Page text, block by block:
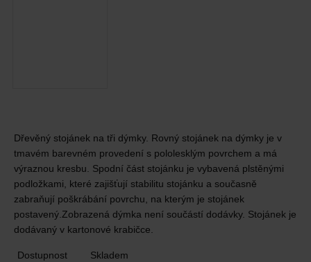
Dřevěný stojánek na tři dýmky. Rovný stojánek na dýmky je v
tmavém barevném provedení s pololesklým povrchem a má
výraznou kresbu. Spodní část stojánku je vybavená plstěnými
podložkami, které zajišťují stabilitu stojánku a současně
zabraňují poškrábání povrchu, na kterým je stojánek
postavený.Zobrazená dýmka není součástí dodávky. Stojánek je
dodávaný v kartonové krabičce.
Dostupnost Skladem